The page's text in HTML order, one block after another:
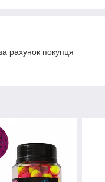
рахунок покупця